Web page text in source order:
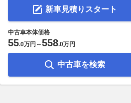
新車見積りスタート
中古車本体価格
55.0万円 ～558.0万円
中古車を検索